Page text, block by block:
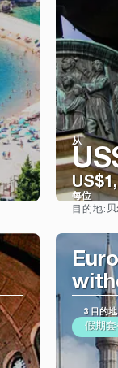
从
每位
目的地:
3 目的地
假期套